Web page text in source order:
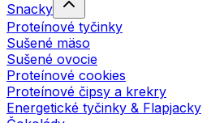
Snacky
Proteínové tyčinky
Sušené mäso
Sušené ovocie
Proteínové cookies
Proteínové čipsy a krekry
Energetické tyčinky & Flapjacky